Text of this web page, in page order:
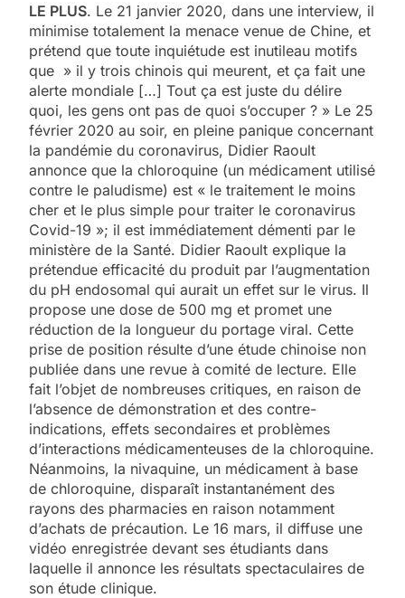
LE PLUS. Le 21 janvier 2020, dans une interview, il
minimise totalement la menace venue de Chine, et
prétend que toute inquiétude est inutileau motifs
que » il y trois chinois qui meurent, et ça fait une
alerte mondiale […] Tout ça est juste du délire
quoi, les gens ont pas de quoi s’occuper ? » Le 25
février 2020 au soir, en pleine panique concernant
la pandémie du coronavirus, Didier Raoult
annonce que la chloroquine (un médicament utilisé
contre le paludisme) est « le traitement le moins
cher et le plus simple pour traiter le coronavirus
Covid-19 »; il est immédiatement démenti par le
ministère de la Santé. Didier Raoult explique la
prétendue efficacité du produit par l’augmentation
du pH endosomal qui aurait un effet sur le virus. Il
propose une dose de 500 mg et promet une
réduction de la longueur du portage viral. Cette
prise de position résulte d’une étude chinoise non
publiée dans une revue à comité de lecture. Elle
fait l’objet de nombreuses critiques, en raison de
l’absence de démonstration et des contre-
indications, effets secondaires et problèmes
d’interactions médicamenteuses de la chloroquine.
Néanmoins, la nivaquine, un médicament à base
de chloroquine, disparaît instantanément des
rayons des pharmacies en raison notamment
d’achats de précaution. Le 16 mars, il diffuse une
vidéo enregistrée devant ses étudiants dans
laquelle il annonce les résultats spectaculaires de
son étude clinique.